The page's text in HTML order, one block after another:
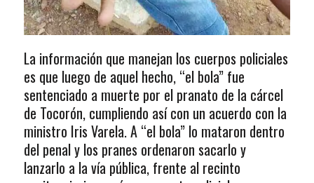
La información que manejan los cuerpos policiales
es que luego de aquel hecho, “el bola” fue
sentenciado a muerte por el pranato de la cárcel
de Tocorón, cumpliendo así con un acuerdo con la
ministro Iris Varela. A “el bola” lo mataron dentro
del penal y los pranes ordenaron sacarlo y
lanzarlo a la vía pública, frente al recinto